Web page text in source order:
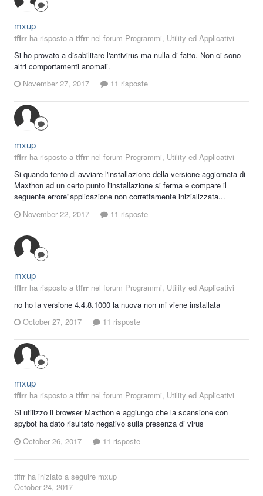
mxup
tffrr ha risposto a tffrr nel forum Programmi, Utility ed Applicativi
Si ho provato a disabilitare l'antivirus ma nulla di fatto. Non ci sono
altri comportamenti anomali.
November 27, 2017
11 risposte
mxup
tffrr ha risposto a tffrr nel forum Programmi, Utility ed Applicativi
Si quando tento di avviare l'installazione della versione aggiornata di
Maxthon ad un certo punto l'installazione si ferma e compare il
seguente errore"applicazione non correttamente inizializzata...
November 22, 2017
11 risposte
mxup
tffrr ha risposto a tffrr nel forum Programmi, Utility ed Applicativi
no ho la versione 4.4.8.1000 la nuova non mi viene installata
October 27, 2017
11 risposte
mxup
tffrr ha risposto a tffrr nel forum Programmi, Utility ed Applicativi
Si utilizzo il browser Maxthon e aggiungo che la scansione con
spybot ha dato risultato negativo sulla presenza di virus
October 26, 2017
11 risposte
tffrr ha iniziato a seguire mxup
October 24, 2017